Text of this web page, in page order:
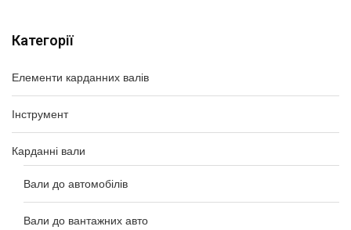
Категорії
Елементи карданних валів
Інструмент
Карданні вали
Вали до автомобілів
Вали до вантажних авто